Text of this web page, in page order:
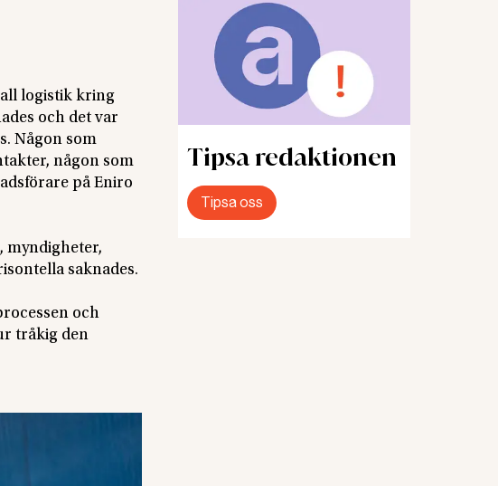
logistik kring
och det var
Någon som
någon som
på Eniro
myndigheter,
saknades.
och
tråkig den
Tipsa redaktionen
Tipsa oss